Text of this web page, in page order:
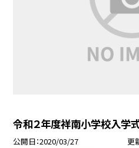
令和２年度祥南小学校入学
公開日 2020/03/27 更